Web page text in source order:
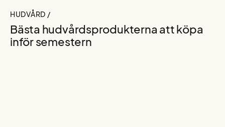
HUDVÅRD /
Bästa hudvårdsprodukterna att köpa
inför semestern